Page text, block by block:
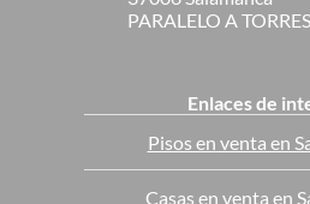
PARALELO A TORRES
Enlaces de
Pisos en venta en
Casas en venta en